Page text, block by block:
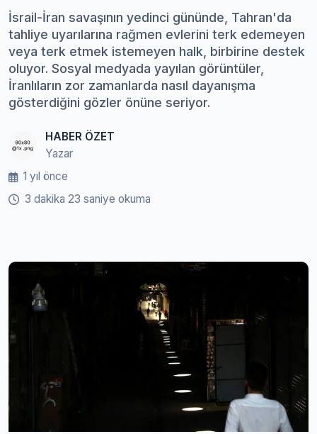
İsrail-İran savaşının yedinci gününde, Tahran'da
tahliye uyarılarına rağmen evlerini terk edemeyen
veya terk etmek istemeyen halk, birbirine destek
oluyor. Sosyal medyada yayılan görüntüler,
İranlıların zor zamanlarda nasıl dayanışma
gösterdiğini gözler önüne seriyor.
HABER ÖZET
Yazar
1 yıl önce
3 dakika 23 saniye okuma